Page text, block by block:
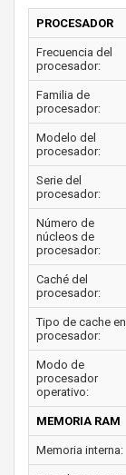
PROCESADOR
Frecuencia del
procesador:
Familia de
procesador:
Modelo del
procesador:
Serie del
procesador:
Número de
núcleos de
procesador:
Caché del
procesador:
Tipo de cache en
procesador:
Modo de
procesador
operativo:
MEMORIA RAM
Memoria interna: